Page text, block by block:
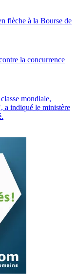
flèche à la Bourse de
la concurrence
mondiale,
a indiqué le ministère